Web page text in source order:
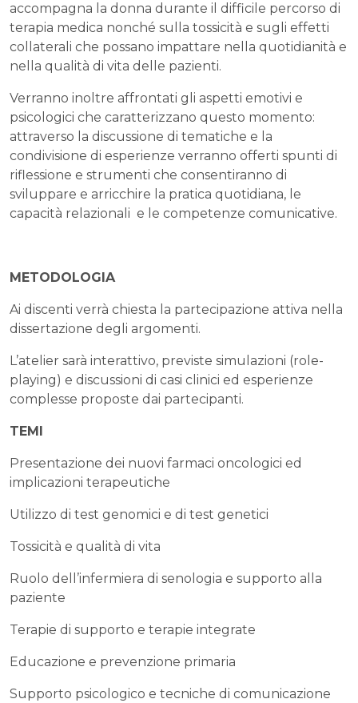
accompagna la donna durante il difficile percorso di
terapia medica nonché sulla tossicità e sugli effetti
collaterali che possano impattare nella quotidianità e
nella qualità di vita delle pazienti.
Verranno inoltre affrontati gli aspetti emotivi e
psicologici che caratterizzano questo momento:
attraverso la discussione di tematiche e la
condivisione di esperienze verranno offerti spunti di
riflessione e strumenti che consentiranno di
sviluppare e arricchire la pratica quotidiana, le
capacità relazionali e le competenze comunicative.
METODOLOGIA
Ai discenti verrà chiesta la partecipazione attiva nella
dissertazione degli argomenti.
L’atelier sarà interattivo, previste simulazioni (role-
playing) e discussioni di casi clinici ed esperienze
complesse proposte dai partecipanti.
TEMI
Presentazione dei nuovi farmaci oncologici ed
implicazioni terapeutiche
Utilizzo di test genomici e di test genetici
Tossicità e qualità di vita
Ruolo dell’infermiera di senologia e supporto alla
paziente
Terapie di supporto e terapie integrate
Educazione e prevenzione primaria
Supporto psicologico e tecniche di comunicazione